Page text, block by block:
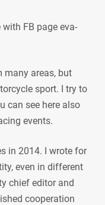
FB page eva-
many areas, but
sport. I try to
can see here also
events.
in 2014. I wrote for
even in different
chief editor and
cooperation